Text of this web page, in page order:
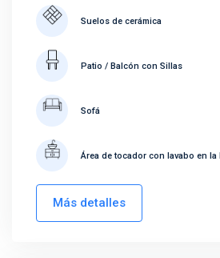
Suelos de cerámica
Patio / Balcón con Sillas
Sofá
Área de tocador con lavabo en la
Más detalles